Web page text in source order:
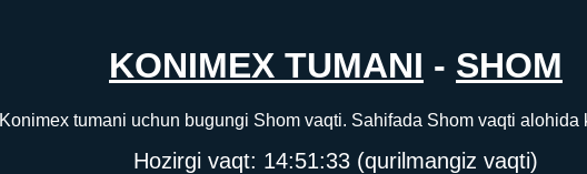
KONIMEX TUMANI - SHOM
Konimex tumani uchun bugungi Shom vaqti. Sahifada Shom vaqti alohida
Hozirgi vaqt: 14:51:33 (qurilmangiz vaqti)